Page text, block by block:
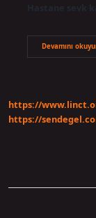
Hastane sevk
Devamını
https://
https://